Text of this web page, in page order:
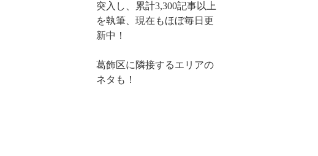
突入し、累計3,300記事以上
を執筆、現在もほぼ毎日更
新中！
葛飾区に隣接するエリアの
ネタも！